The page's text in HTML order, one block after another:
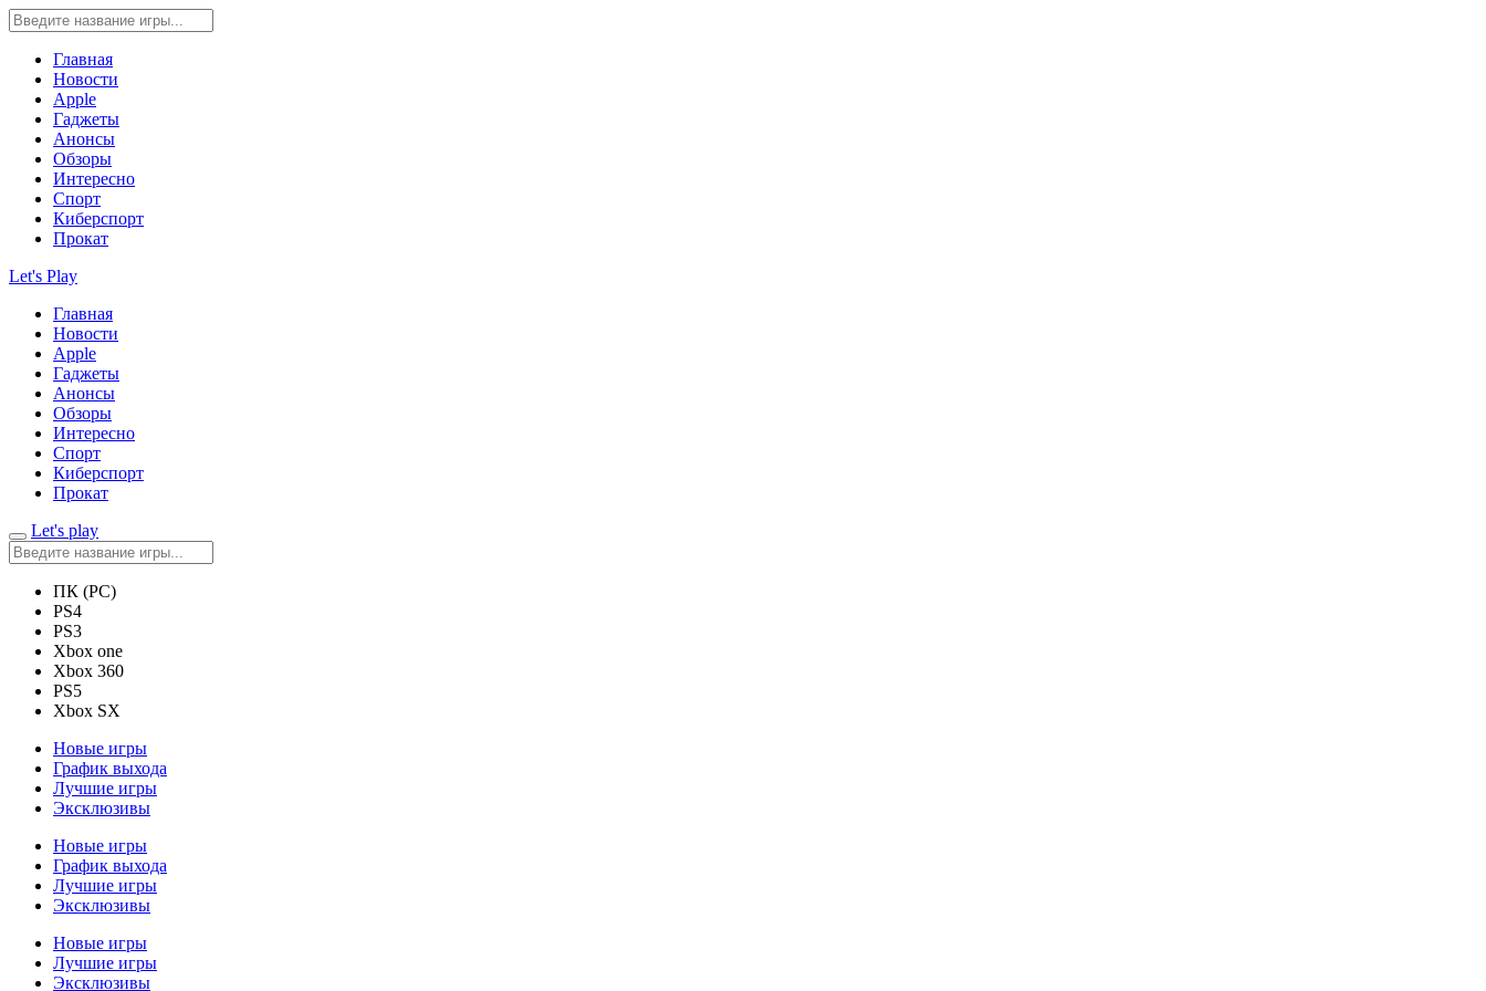
Главная
Новости
Apple
Гаджеты
Анонсы
Обзоры
Интересно
Спорт
Киберспорт
Прокат
Let's Play
Главная
Новости
Apple
Гаджеты
Анонсы
Обзоры
Интересно
Спорт
Киберспорт
Прокат
Let's play
ПК (PC)
PS4
PS3
Xbox one
Xbox 360
PS5
Xbox SX
Новые игры
График выхода
Лучшие игры
Эксклюзивы
Новые игры
График выхода
Лучшие игры
Эксклюзивы
Новые игры
Лучшие игры
Эксклюзивы